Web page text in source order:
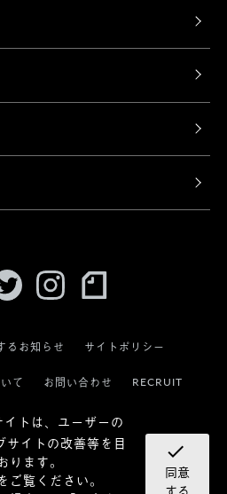
トは、ユーザーの
イトの改善等を目
ます。
をご覧ください。
check
同意
する
るお知らせ サイトポリシー
て お問い合わせ RECRUIT
OPTICAL CO.,LTD.